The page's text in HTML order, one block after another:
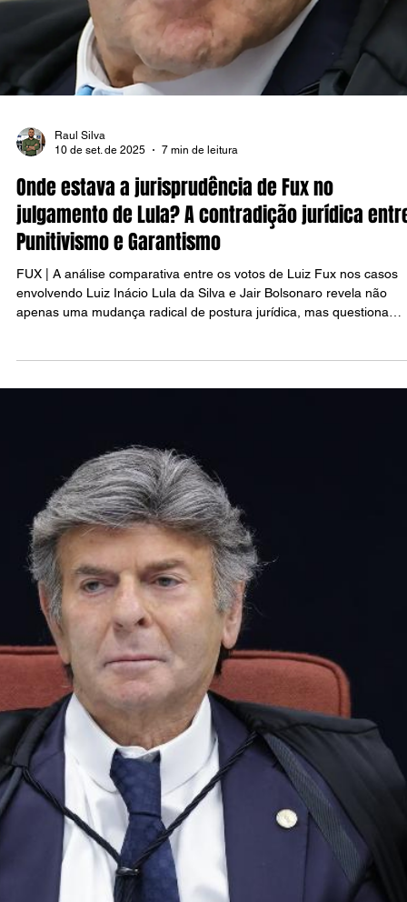
Raul Silva
10 de set. de 2025
7 min de leitura
Onde estava a jurisprudência de Fux no
julgamento de Lula? A contradição jurídica
envolvendo Luiz Inácio Lula da Silva e Jair Bolsonaro revela não
Brasil quando os réus pertencem a espectros políticos opostos.